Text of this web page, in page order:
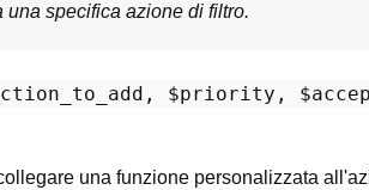
una specifica azione di filtro.
, $priority ,
una funzione personalizzata